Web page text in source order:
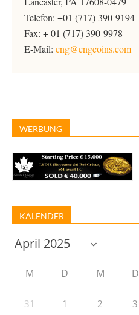
Telefon: +01 (717) 390-9194
Fax: + 01 (717) 390-9978
E-Mail: cng@cngcoins.com
WERBUNG
KALENDER
M D M D
31 1 2 3